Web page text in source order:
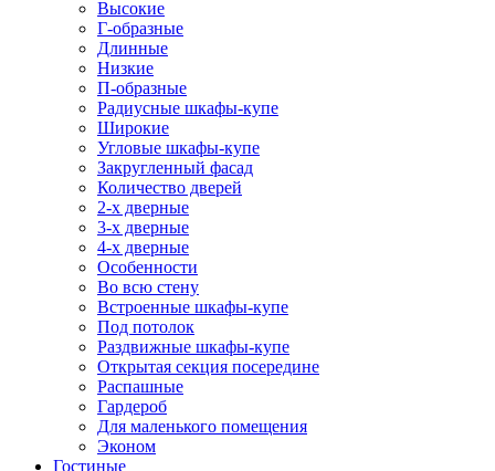
Высокие
Г-образные
Длинные
Низкие
П-образные
Радиусные шкафы-купе
Широкие
Угловые шкафы-купе
Закругленный фасад
Количество дверей
2-х дверные
3-х дверные
4-х дверные
Особенности
Во всю стену
Встроенные шкафы-купе
Под потолок
Раздвижные шкафы-купе
Открытая секция посередине
Распашные
Гардероб
Для маленького помещения
Эконом
Гостиные